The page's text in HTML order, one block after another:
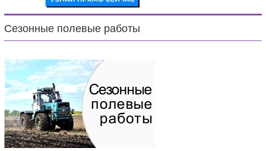
Сезонные полевые работы